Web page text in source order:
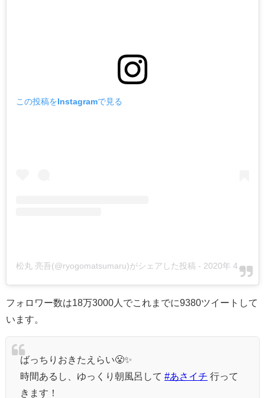
この投稿をInstagramで見る
松丸 亮吾(@ryogomatsumaru)がシェアした投稿 - 2020年 4月月6日午前5時46分PDT
フォロワー数は18万3000人でこれまでに9380ツイートして
います。
ばっちりおきたえらい😤✨
時間あるし、ゆっくり朝風呂して #あさイチ 行って
きます！